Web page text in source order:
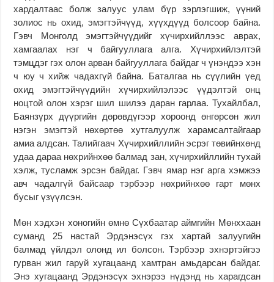
хардалтаас болж залуус улам бүр зэрлэгшиж, үүний
золиос нь охид, эмэгтэйчүүд, хүүхдүүд болсоор байна.
Гэвч Монголд эмэгтэйчүүдийг хүчирхийллээс аврах,
хамгаалах нэг ч байгууллага алга. Хүчирхийлэлтэй
тэмцдэг гэх олон арван байгууллага байдаг ч үнэндээ хэн
ч юу ч хийж чадахгүй байна. Баталгаа нь сүүлийн үед
охид эмэгтэйчүүдийн хүчирхийлэлээс үүдэлтэй онц
ноцтой олон хэрэг шил шилээ даран гарлаа. Тухайлбал,
Баянзүрх дүүргийн дөрөвдүгээр хороонд өнгөрсөн жил
нэгэн эмэгтэй нөхөртөө хутгалуулж харамсалтайгаар
амиа алдсан. Талийгаач Хүчирхийллийн эсрэг төвийнхөнд
удаа дараа нөхрийнхөө балмад зан, хүчирхийллийн тухай
хэлж, тусламж эрсэн байдаг. Гэвч ямар нэг арга хэмжээ
авч чадалгүй байсаар тэрбээр нөхрийнхөө гарт мөнх
бусыг үзүүлсэн.
Мөн хэдхэн хоногийн өмнө Сүхбаатар аймгийн Мөнххаан
суманд 25 настай Эрдэнэсүх гэх хартай залуугийн
балмад үйлдэл олонд ил болсон. Тэрбээр эхнэртэйгээ
гурван жил гаруй хугацаанд хамтран амьдарсан байдаг.
Энэ хугацаанд Эрдэнэсүх эхнэрээ нүдэнд нь харагдсан